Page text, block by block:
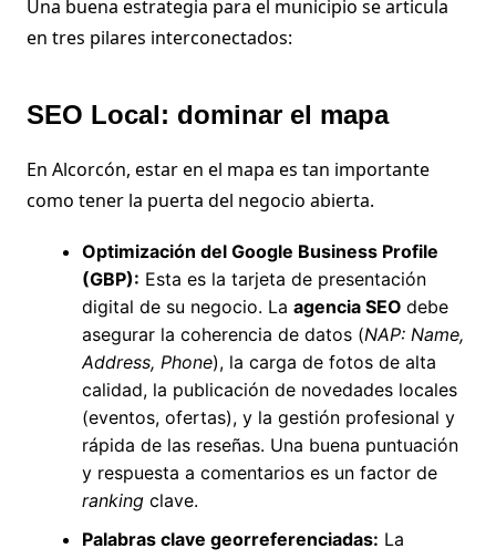
Una buena estrategia para el municipio se articula
en tres pilares interconectados:
SEO Local: dominar el mapa
En Alcorcón, estar en el mapa es tan importante
como tener la puerta del negocio abierta.
Optimización del Google Business Profile
(GBP): Esta es la tarjeta de presentación
digital de su negocio. La agencia SEO debe
asegurar la coherencia de datos (NAP: Name,
Address, Phone), la carga de fotos de alta
calidad, la publicación de novedades locales
(eventos, ofertas), y la gestión profesional y
rápida de las reseñas. Una buena puntuación
y respuesta a comentarios es un factor de
rankingclave.
Palabras clave georreferenciadas: La